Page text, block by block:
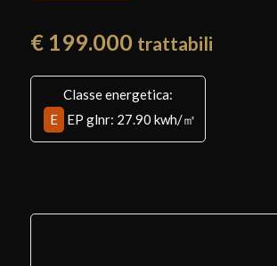
€ 199.000 trattabili
Classe energetica:
E
EP glnr: 27.90 kwh/㎡